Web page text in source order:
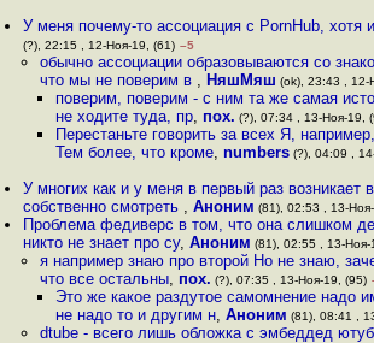
У меня почему-то ассоциация с PornHub, хотя
(?), 22:15 , 12-Ноя-19, (61) –5
обычно ассоциации образовываются со
что мы не поверим в , НяшМяш (ok), 23:43 , 12-
поверим, поверим - с ним та же самая
не ходите туда, пр, пох. (?), 07:34 , 13-Ноя-19,
Перестаньте говорить за всех Я,
Тем более, что кроме, numbers(?), 04:09 ,
У многих как и у меня в первый раз возникает
собственно смотреть ,Аноним (81), 02:53 , 13-
Проблема федиверс в том, что она слишком
никто не знает про су,Аноним (81), 02:55 , 13-Ноя-
я например знаю про второй Но не знаю,
что все остальны, пох. (?), 07:35 , 13-Ноя-19, (95)
Это же какое раздутое самомнение надо
не надо то и другим н, Аноним (81), 08:41 ,
dtube - всего лишь обложка с эмбеддед ютуб